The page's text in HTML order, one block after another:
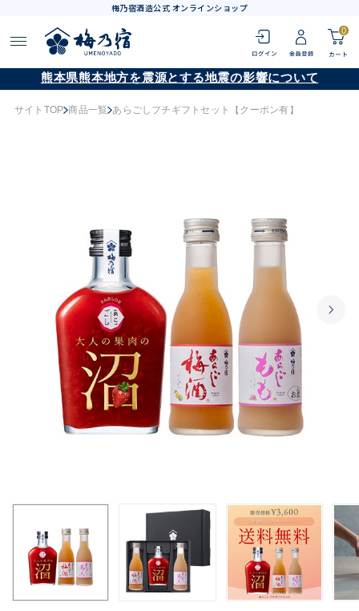
梅乃宿酒造公式 オンラインショップ
0
熊本県熊本地方を震源とする地震の影響について
サイトTOP 商品一覧 あらごしプチギフトセット【クーポン有】